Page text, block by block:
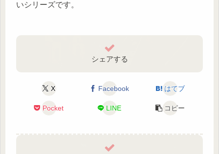
いシリーズです。
シェアする
X Facebook はてブ
Pocket LINE コピー